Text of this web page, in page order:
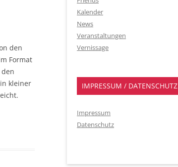
den
Format
kleiner
Kalender
News
Veranstaltungen
Vernissage
IMPRESSUM / DATENSCHUTZ
Impressum
Datenschutz